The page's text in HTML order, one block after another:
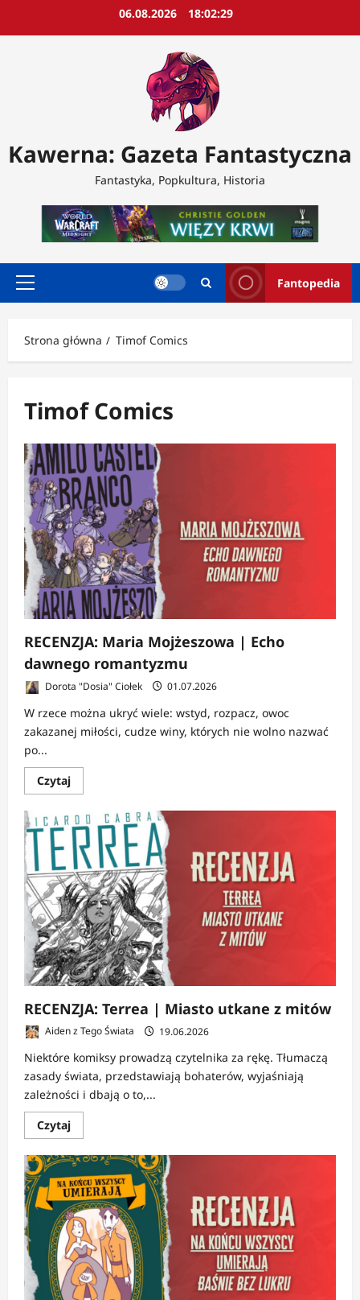
06.08.2026 18:02:32
Kawerna: Gazeta Fantastyczna
Fantastyka, Popkultura, Historia
Menu
Fantopedia
Strona główna Timof Comics
Timof Comics
RECENZJA: Maria Mojżeszowa | Echo
dawnego romantyzmu
Dorota "Dosia" Ciołek 01.07.2026
W rzece można ukryć wiele: wstyd, rozpacz, owoc
zakazanej miłości, cudze winy, których nie wolno nazwać
po...
CzytajDowiedz
się
o
RECENZJA:
Maria
Mojżeszowa
|
Echo
dawnego
romantyzmu
RECENZJA: Terrea | Miasto utkane z mitów
Aiden z Tego Świata 19.06.2026
Niektóre komiksy prowadzą czytelnika za rękę. Tłumaczą
zasady świata, przedstawiają bohaterów, wyjaśniają
zależności i dbają o to,...
CzytajDowiedz
się
o
RECENZJA:
Terrea
|
Miasto
utkane
z
mitów